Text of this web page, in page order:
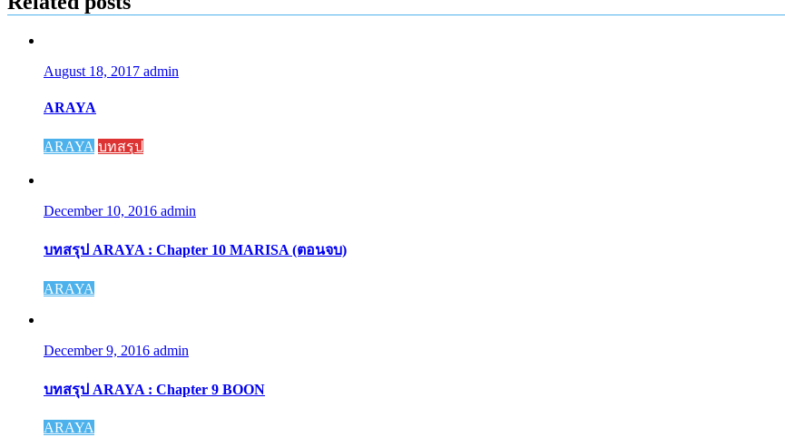
August 18, 2017 admin
ARAYA
ARAYA บทสรุป
December 10, 2016 admin
บทสรุป ARAYA : Chapter 10 MARISA (ตอนจบ)
ARAYA
December 9, 2016 admin
บทสรุป ARAYA : Chapter 9 BOON
ARAYA